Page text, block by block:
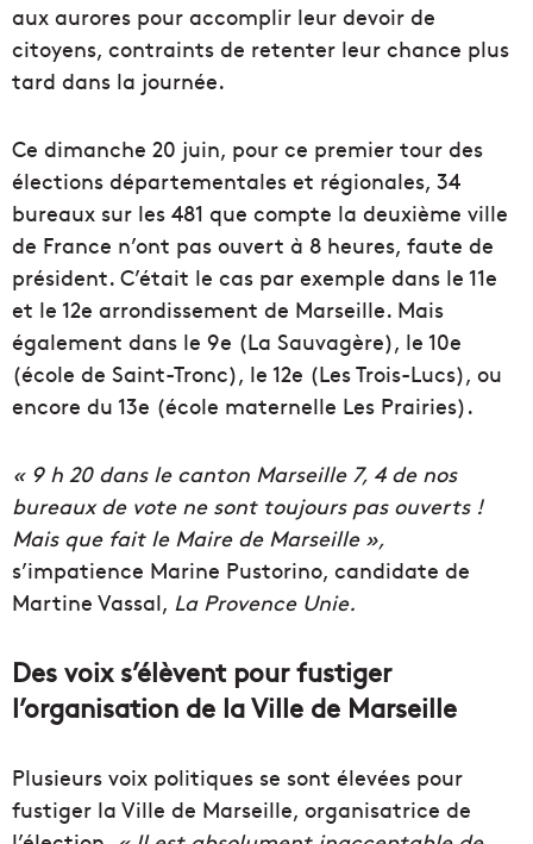
aux aurores pour accomplir leur devoir de
citoyens, contraints de retenter leur chance plus
tard dans la journée.
Ce dimanche 20 juin, pour ce premier tour des
élections départementales et régionales, 34
bureaux sur les 481 que compte la deuxième ville
de France n’ont pas ouvert à 8 heures, faute de
président. C’était le cas par exemple dans le 11e
et le 12e arrondissement de Marseille. Mais
également dans le 9e (La Sauvagère), le 10e
(école de Saint-Tronc), le 12e (Les Trois-Lucs), ou
encore du 13e (école maternelle Les Prairies).
« 9 h 20 dans le canton Marseille 7, 4 de nos
bureaux de vote ne sont toujours pas ouverts !
Mais que fait le Maire de Marseille »,
s’impatience Marine Pustorino, candidate de
Martine Vassal, La Provence Unie.
Des voix s’élèvent pour fustiger
l’organisation de la Ville de Marseille
Plusieurs voix politiques se sont élevées pour
fustiger la Ville de Marseille, organisatrice de